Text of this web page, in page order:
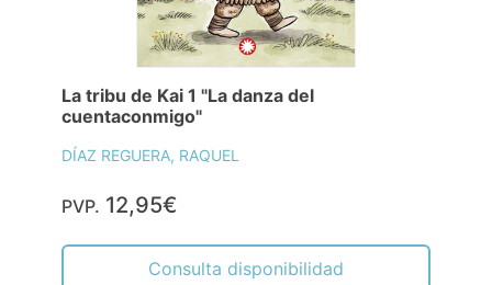
La tribu de Kai 1 "La danza del
cuentaconmigo"
DÍAZ REGUERA, RAQUEL
PVP. 12,95€
Consulta disponibilidad